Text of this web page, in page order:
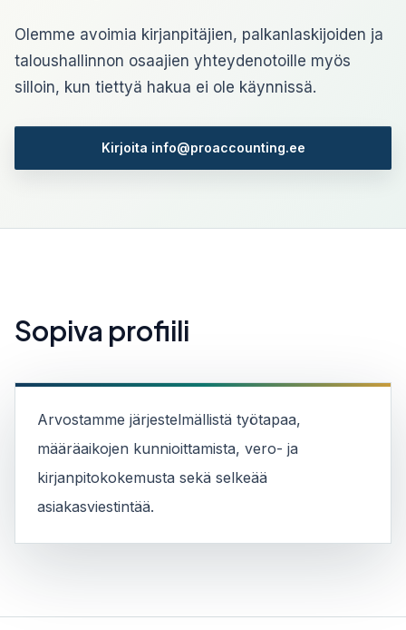
Olemme avoimia kirjanpitäjien, palkanlaskijoiden ja
taloushallinnon osaajien yhteydenotoille myös
silloin, kun tiettyä hakua ei ole käynnissä.
Kirjoita info@proaccounting.ee
Sopiva profiili
Arvostamme järjestelmällistä työtapaa,
määräaikojen kunnioittamista, vero- ja
kirjanpitokokemusta sekä selkeää
asiakasviestintää.